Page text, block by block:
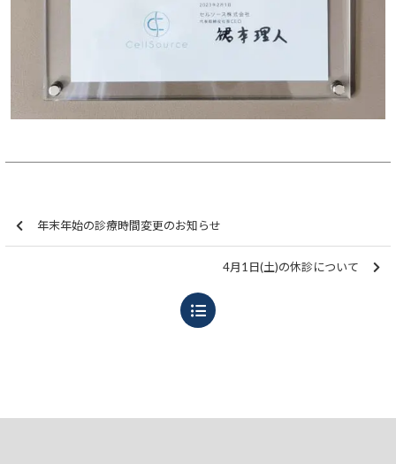
年末年始の診療時間変更のお知らせ
4月1日(土)の休診について